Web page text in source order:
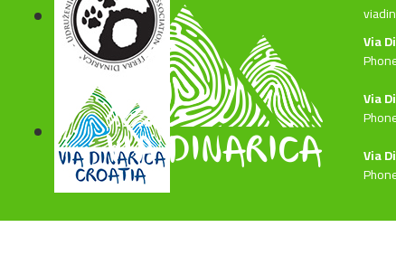
Via
Via
Via